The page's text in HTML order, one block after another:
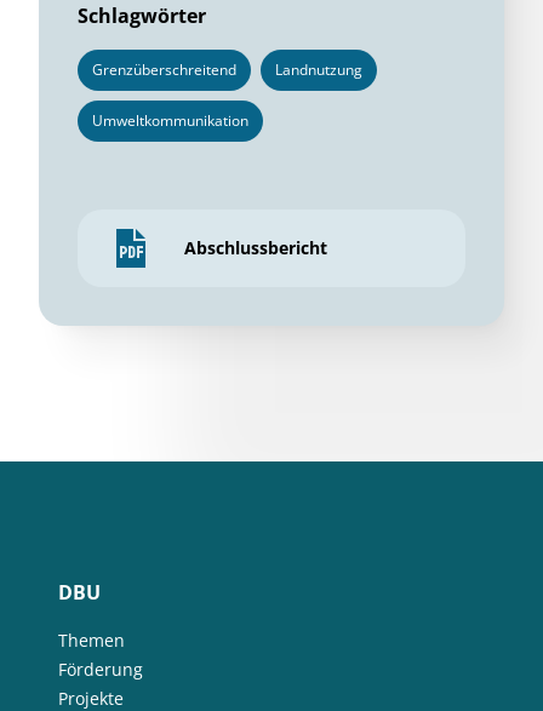
Schlagwörter
Grenzüberschreitend Landnutzung
Umweltkommunikation
Abschlussbericht
DBU
Themen
Förderung
Projekte